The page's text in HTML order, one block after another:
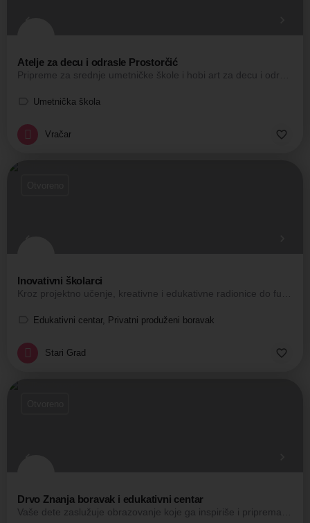
Atelje za decu i odrasle Prostorčić
Umetnička škola
Vračar
Inovativni školarci
Edukativni centar, Privatni produženi boravak
Stari Grad
Drvo Znanja boravak i edukativni centar